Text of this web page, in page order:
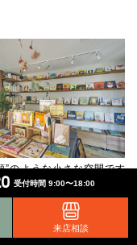
受付時間 9:00〜18:00
来店相談
”のような小さな空間です
にとってゆっくり絵本を楽
になっていけたら嬉しいで
ナチュラル